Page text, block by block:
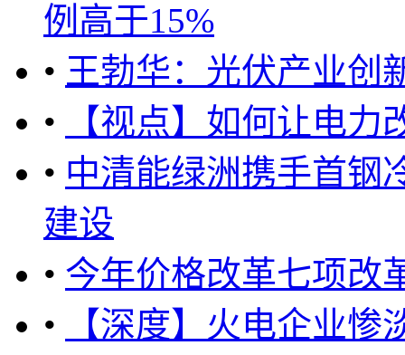
例高于15%
• 王勃华：光伏产业创
•
【视点】如何让电力
• 中清能绿洲携手首钢
建设
• 今年价格改革七项改
•
【深度】火电企业